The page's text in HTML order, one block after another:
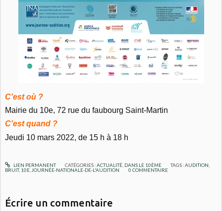
C'est où ?
Mairie du 10e, 72 rue du faubourg Saint-Martin
C'est quand ?
Jeudi 10 mars 2022, de 15 h à 18 h
LIEN PERMANENT CATÉGORIES :ACTUALITÉ, DANS LE 10ÈME TAGS :AUDITION
BRUIT, 10E JOURNÉE-NATIONALE-DE-L'AUDITION 0 COMMENTAIRE
Écrire un commentaire